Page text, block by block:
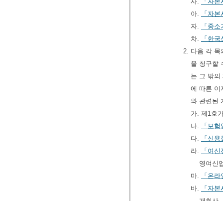
아.
「자
자.
「중
차.
「한
2. 다음 각 목
을 청구할
는 그 밖의
에 따른 이
와 관련된
가. 제1호
나.
「보
다.
「신
라.
「여
영여신
마.
「온
바.
「자